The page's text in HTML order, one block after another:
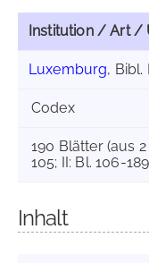
Institution / Art /
Luxemburg, Bibl.
Codex
190 Blätter (aus
105; II: Bl. 106-
Inhalt